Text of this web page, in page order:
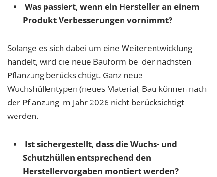
Was passiert, wenn ein Hersteller an einem
Produkt Verbesserungen vornimmt?
Solange es sich dabei um eine Weiterentwicklung
handelt, wird die neue Bauform bei der nächsten
Pflanzung berücksichtigt. Ganz neue
Wuchshüllentypen (neues Material, Bau können nach
der Pflanzung im Jahr 2026 nicht berücksichtigt
werden.
Ist sichergestellt, dass die Wuchs- und
Schutzhüllen entsprechend den
Herstellervorgaben montiert werden?